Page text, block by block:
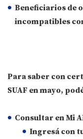
Beneficiarios de
incompatibles
Para saber con
SUAF en mayo,
Consultar en Mi
Ingresá con